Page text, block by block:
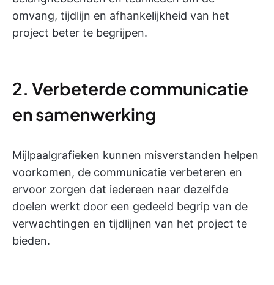
omvang, tijdlijn en afhankelijkheid van het
project beter te begrijpen.
2. Verbeterde communicatie
en samenwerking
Mijlpaalgrafieken kunnen misverstanden helpen
voorkomen, de communicatie verbeteren en
ervoor zorgen dat iedereen naar dezelfde
doelen werkt door een gedeeld begrip van de
verwachtingen en tijdlijnen van het project te
bieden.